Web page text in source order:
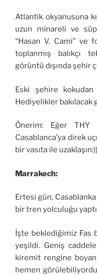
Atlantik okyanusuna
uzun minareli ve
“Hasan V. Cami” ve
toplanmış balıkçı
görüntü dışında şehir
Eski şehire kokudan
Hediyelikler bakılacak
Önerim: Eğer THY
Casablanca’ya direk
bir vasıta ile uzaklaşın:))
Marrakech:
Ertesi gün,
bir tren yolculuğu
İşte beklediğimiz Fas
yeşildi. Geniş
kiremit rengine
hemen